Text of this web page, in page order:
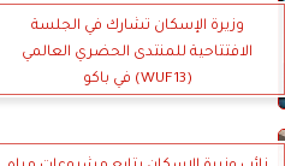
وزيرة الإسكان تشارك في الجلسة
الافتتاحية للمنتدى الحضري العالمي
(WUF13) في باكو